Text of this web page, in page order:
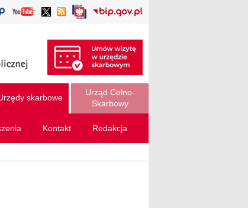
skarbowe
Urząd Celno-
Skarbowy
Kontakt Redakcja